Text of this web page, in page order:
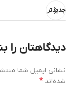
جدیدتر
دیدگاهتان را
نشانی ایمیل شما
شده‌اند *